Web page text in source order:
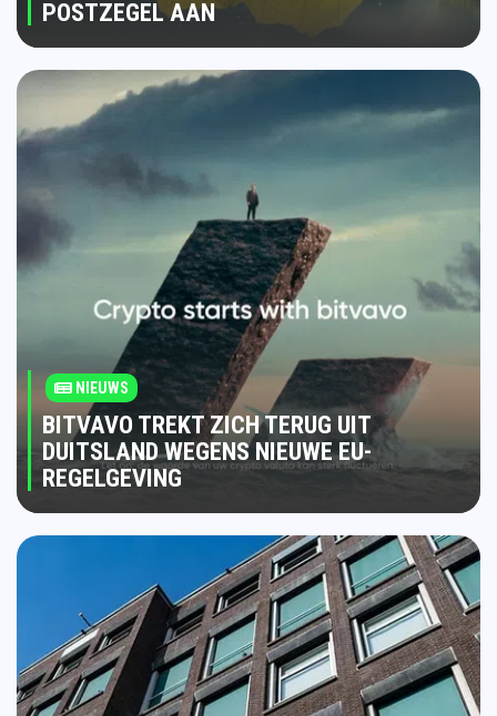
POSTZEGEL AAN
NIEUWS
BITVAVO TREKT ZICH TERUG UIT
DUITSLAND WEGENS NIEUWE EU-
REGELGEVING